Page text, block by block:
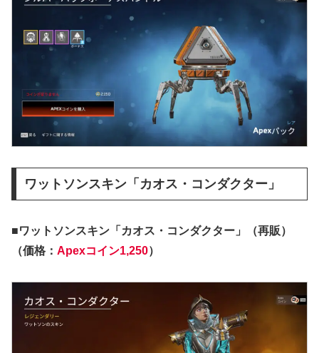
ワットソンスキン「カオス・コンダクター」
■ワットソンスキン「カオス・コンダクター」（再販）
（価格： Apexコイン1,250）